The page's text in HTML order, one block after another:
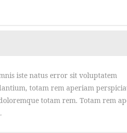
iste natus error sit voluptatem
totam rem aperiam
totam rem. Totam rem